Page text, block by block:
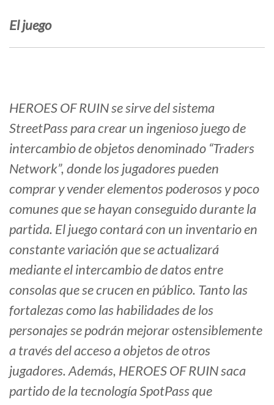
El juego
HEROES OF RUIN se sirve del sistema
StreetPass para crear un ingenioso juego de
intercambio de objetos denominado “Traders
Network”, donde los jugadores pueden
comprar y vender elementos poderosos y poco
comunes que se hayan conseguido durante la
partida. El juego contará con un inventario en
constante variación que se actualizará
mediante el intercambio de datos entre
consolas que se crucen en público. Tanto las
fortalezas como las habilidades de los
personajes se podrán mejorar ostensiblemente
a través del acceso a objetos de otros
jugadores. Además, HEROES OF RUIN saca
partido de la tecnología SpotPass que